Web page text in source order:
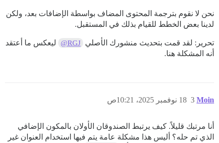
نحن لا نقوم بترجمة المحتوى المضاف بواسطة الإضافات بعد، ولكن
لدينا بعض الخطط للقيام بذلك في المستقبل.
تحرير: لقد قمت بتحديث منشورك الأصلي @RGJ
ليعكس ما أعتقد
أنه المشكلة هنا.
Moin 18 نوفمبر 2025، 10:21ص 3
أنا مرتبك قليلاً. كيف يرتبط الصندوقان الأولان بالمكون الإضافي
الذي تم حله؟ أليس هذا مشكلة عامة يتم فيها استخدام العنوان غير